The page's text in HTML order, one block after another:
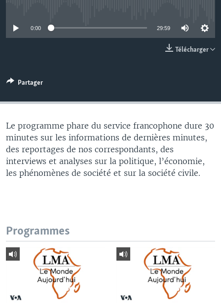
0:00 29:59
Télécharger
Partager
Le programme phare du service francophone dure 30
minutes sur les informations de dernières minutes,
des reportages de nos correspondants, des
interviews et analyses sur la politique, l’économie,
les phénomènes de société et sur la société civile.
Programmes